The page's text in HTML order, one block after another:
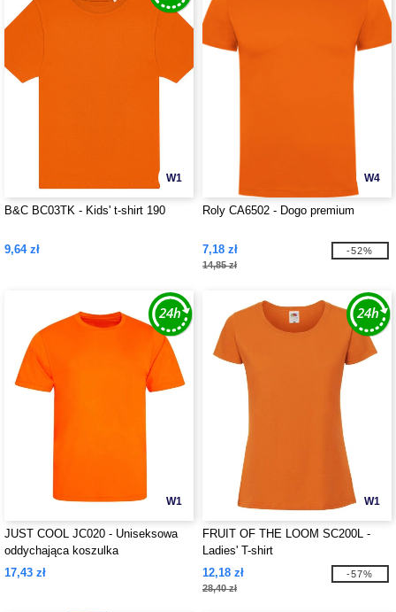
W1
B&C BC03TK - Kids' t-shirt 190
9,64 zł
W4
Roly CA6502 - Dogo premium
7,18 zł
14,85 zł
-52%
W1
JUST COOL JC020 - Uniseksowa
oddychająca koszulka
17,43 zł
W1
FRUIT OF THE LOOM SC200L -
Ladies' T-shirt
12,18 zł
28,40 zł
-57%